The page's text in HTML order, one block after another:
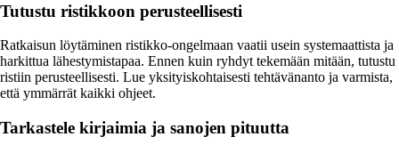
Tutustu ristikkoon perusteellisesti
Ratkaisun löytäminen ristikko-ongelmaan vaatii usein systemaattista ja
harkittua lähestymistapaa. Ennen kuin ryhdyt tekemään mitään, tutustu
ristiin perusteellisesti. Lue yksityiskohtaisesti tehtävänanto ja varmista,
että ymmärrät kaikki ohjeet.
Tarkastele kirjaimia ja sanojen pituutta